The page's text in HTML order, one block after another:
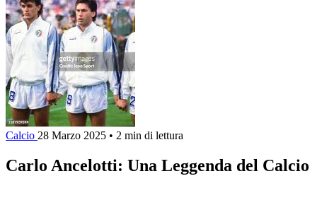
Calcio 28 Marzo 2025 • 2 min di lettura
Carlo Ancelotti: Una Leggenda del Calcio